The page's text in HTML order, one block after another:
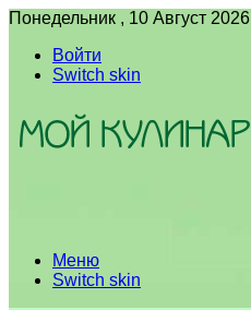
Понедельник , 10 Август 2026
Войти
Switch skin
Меню
Switch skin